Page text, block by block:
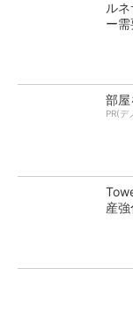
ル
ー需
部屋
PR(デ
産